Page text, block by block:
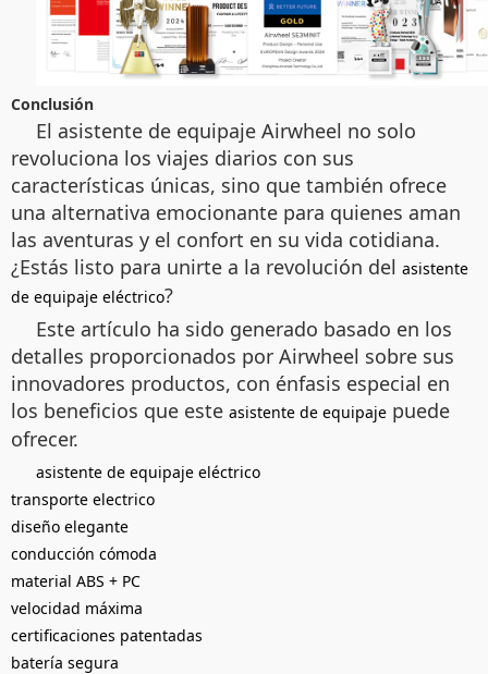
Conclusión
El asistente de equipaje Airwheel no solo
revoluciona los viajes diarios con sus
características únicas, sino que también ofrece
una alternativa emocionante para quienes aman
las aventuras y el confort en su vida cotidiana.
¿Estás listo para unirte a la revolución del asistente
de equipaje eléctrico?
Este artículo ha sido generado basado en los
detalles proporcionados por Airwheel sobre sus
innovadores productos, con énfasis especial en
los beneficios que este asistente de equipaje puede
ofrecer.
asistente de equipaje eléctrico
transporte electrico
diseño elegante
conducción cómoda
material ABS + PC
velocidad máxima
certificaciones patentadas
batería segura